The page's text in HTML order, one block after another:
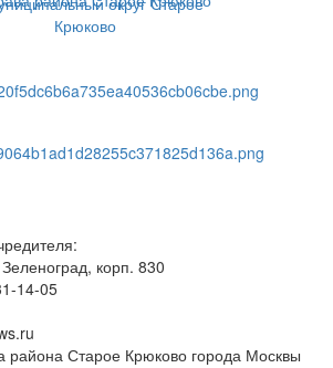
корп. 830
14-05
района Старое Крюково города Москвы